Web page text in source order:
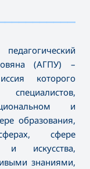
(АГПУ) –
которого
и
образования,
сфере
и искусства,
знаниями,